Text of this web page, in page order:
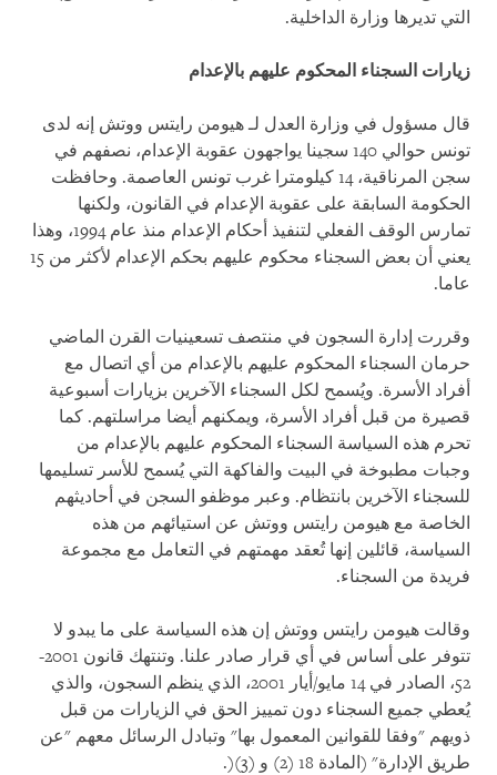
التي تديرها وزارة الداخلية.
زيارات السجناء المحكوم عليهم بالإعدام
قال مسؤول في وزارة العدل لـ هيومن رايتس ووتش إنه لدى
تونس حوالي 140 سجينا يواجهون عقوبة الإعدام، نصفهم في
سجن المرناقية، 14 كيلومترا غرب تونس العاصمة. وحافظت
الحكومة السابقة على عقوبة الإعدام في القانون، ولكنها
تمارس الوقف الفعلي لتنفيذ أحكام الإعدام منذ عام 1994، وهذا
يعني أن بعض السجناء محكوم عليهم بحكم الإعدام لأكثر من 15
عاما.
وقررت إدارة السجون في منتصف تسعينيات القرن الماضي
حرمان السجناء المحكوم عليهم بالإعدام من أي اتصال مع
أفراد الأسرة. ويُسمح لكل السجناء الآخرين بزيارات أسبوعية
قصيرة من قبل أفراد الأسرة، ويمكنهم أيضا مراسلتهم. كما
تحرم هذه السياسة السجناء المحكوم عليهم بالإعدام من
وجبات مطبوخة في البيت والفاكهة التي يُسمح للأسر تسليمها
للسجناء الآخرين بانتظام. وعبر موظفو السجن في أحاديثهم
الخاصة مع هيومن رايتس ووتش عن استيائهم من هذه
السياسة، قائلين إنها تُعقد مهمتهم في التعامل مع مجموعة
فريدة من السجناء.
وقالت هيومن رايتس ووتش إن هذه السياسة على ما يبدو لا
تتوفر على أساس في أي قرار صادر علنا. وتنتهك قانون 2001-
52، الصادر في 14 مايو/أيار 2001، الذي ينظم السجون، والذي
يُعطي جميع السجناء دون تمييز الحق في الزيارات من قبل
ذويهم "وفقا للقوانين المعمول بها" وتبادل الرسائل معهم "عن
طريق الإدارة" (المادة 18 (2) و (3)(.